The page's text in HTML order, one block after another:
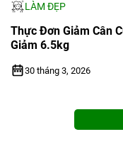
LÀM ĐẸP
Thực Đơn Giảm Cân
Giảm 6.5kg
30 tháng 3, 2026